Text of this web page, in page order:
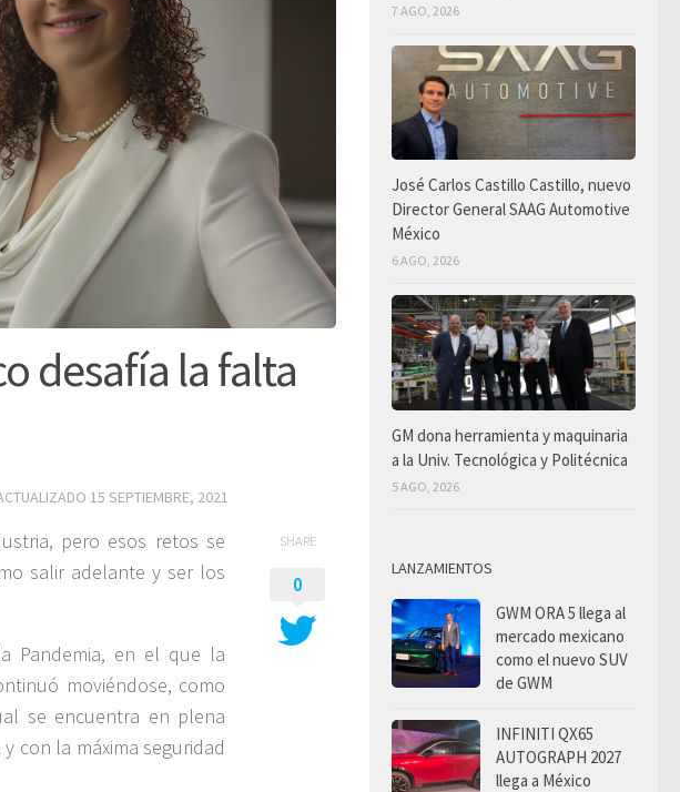
desafía la falta
15 SEPTIEMBRE, 2021
pero esos retos se
salir adelante y ser los
Pandemia, en el que la
moviéndose, como
se encuentra en plena
con la máxima seguridad
SHARE
0
7 AGO, 2026
José Carlos Castillo Castillo, nuevo
Director General SAAG Automotive
México
6 AGO, 2026
GM dona herramienta y maquinaria
a la Univ. Tecnológica y Politécnica
5 AGO, 2026
LANZAMIENTOS
GWM ORA 5 llega al
mercado mexicano
como el nuevo SUV
de GWM
INFINITI QX65
AUTOGRAPH 2027
llega a México